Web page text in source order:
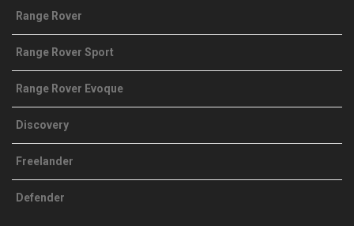
Range Rover
Range Rover Sport
Range Rover Evoque
Discovery
Freelander
Defender